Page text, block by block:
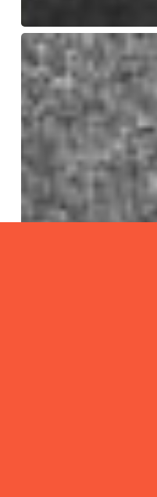
Pour
commencer
peindre…